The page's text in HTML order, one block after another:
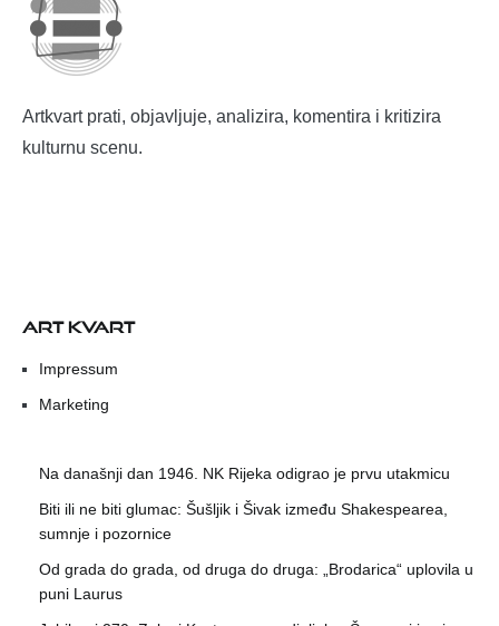
Artkvart prati, objavljuje, analizira, komentira i kritizira
kulturnu scenu.
ART KVART
Impressum
Marketing
Na današnji dan 1946. NK Rijeka odigrao je prvu utakmicu
Biti ili ne biti glumac: Šušljik i Šivak između Shakespearea,
sumnje i pozornice
Od grada do grada, od druga do druga: „Brodarica“ uplovila u
puni Laurus